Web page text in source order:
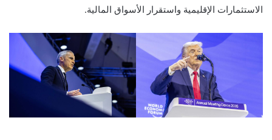
الاستثمارات الإقليمية واستقرار الأسواق المالية.